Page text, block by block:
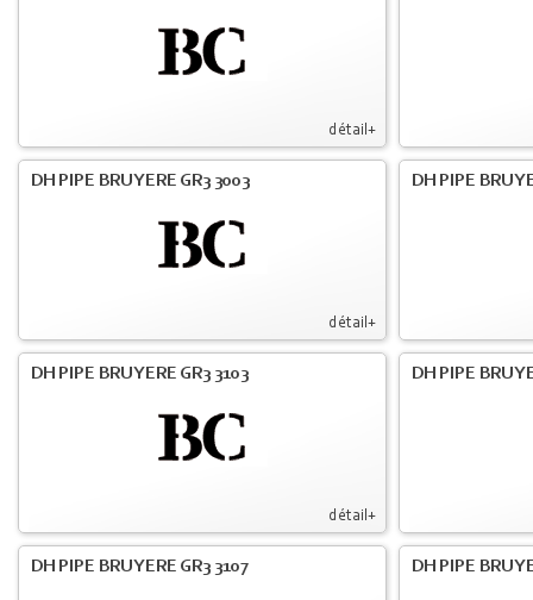
détail+
détail+
DH PIPE BRUYERE GR3 3003 DH PIPE
détail+
DH PIPE BRUYERE GR3 3103 DH PIPE
DH PIPE BRUYERE GR3 3107 DH PIPE